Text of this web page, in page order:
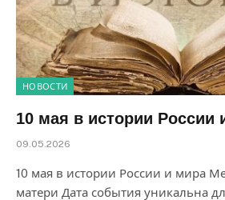
НОВОСТИ
10 мая в истории России
09.05.2026
10 мая в истории России и мира
матери Дата события уникальна